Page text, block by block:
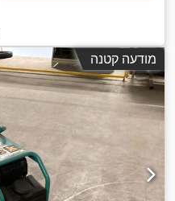
מודעה קטנה